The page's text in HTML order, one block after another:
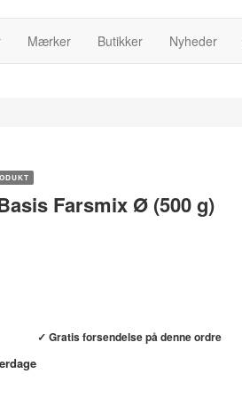
Mærker Butikker Nyheder
Farsmix Ø (500 g)
✓ Gratis forsendelse på denne ordre